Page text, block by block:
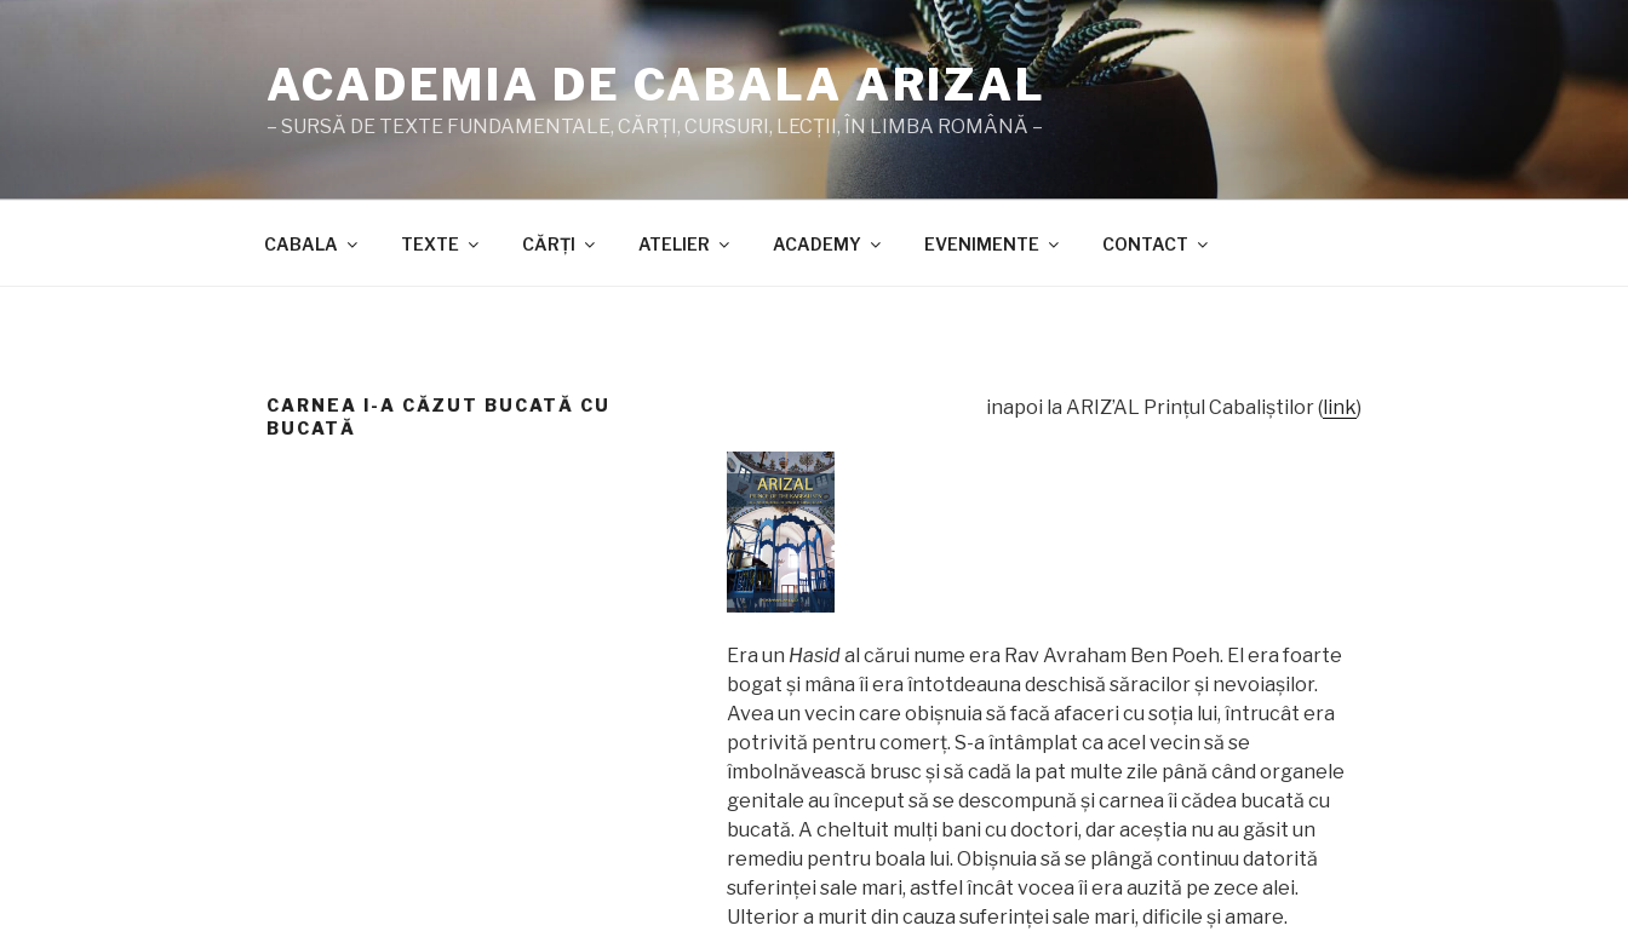
ACADEMIA DE CABALA ARIZAL
– SURSĂ DE TEXTE FUNDAMENTALE, CĂRŢI, CURSURI, LECŢII, ÎN LIMBA ROMÂNĂ –
CABALA TEXTE CĂRŢI ATELIER ACADEMY EVENIMENTE CONTACT
CARNEA I-A CĂZUT BUCATĂ CU
BUCATĂ
inapoi la ARIZ’AL Prinţul Cabaliştilor (link)
Era un Hasidal cărui nume era Rav Avraham Ben Poeh. El era foarte
bogat și mâna îi era întotdeauna deschisă săracilor și nevoiașilor.
Avea un vecin care obișnuia să facă afaceri cu soția lui, întrucât era
potrivită pentru comerț. S-a întâmplat ca acel vecin să se
îmbolnăvească brusc și să cadă la pat multe zile până când organele
genitale au început să se descompună și carnea îi cădea bucată cu
bucată. A cheltuit mulți bani cu doctori, dar aceștia nu au găsit un
remediu pentru boala lui. Obișnuia să se plângă continuu datorită
suferinței sale mari, astfel încât vocea îi era auzită pe zece alei.
Ulterior a murit din cauza suferinței sale mari, dificile și amare.